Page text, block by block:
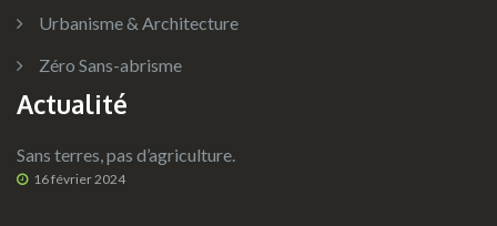
Urbanisme & Architecture
Zéro Sans-abrisme
Actualité
Sans terres, pas d’agriculture.
16 février 2024